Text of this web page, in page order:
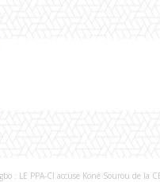
: LE PPA-CI accuse Koné Sourou de la